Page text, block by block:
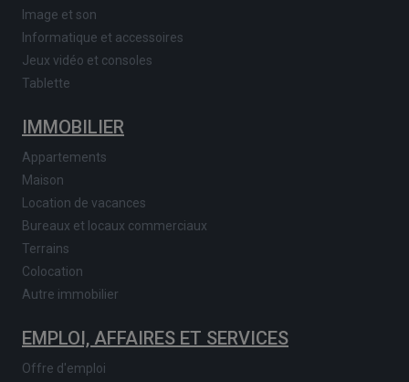
Image et son
Informatique et accessoires
Jeux vidéo et consoles
Tablette
IMMOBILIER
Appartements
Maison
Location de vacances
Bureaux et locaux commerciaux
Terrains
Colocation
Autre immobilier
EMPLOI, AFFAIRES ET SERVICES
Offre d'emploi